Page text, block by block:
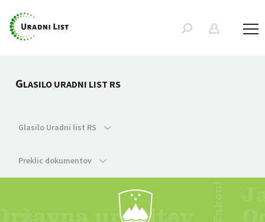
GLASILO URADNI LIST RS
Glasilo Uradni list RS
Preklic dokumentov